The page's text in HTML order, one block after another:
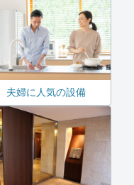
夫婦に人気の設備